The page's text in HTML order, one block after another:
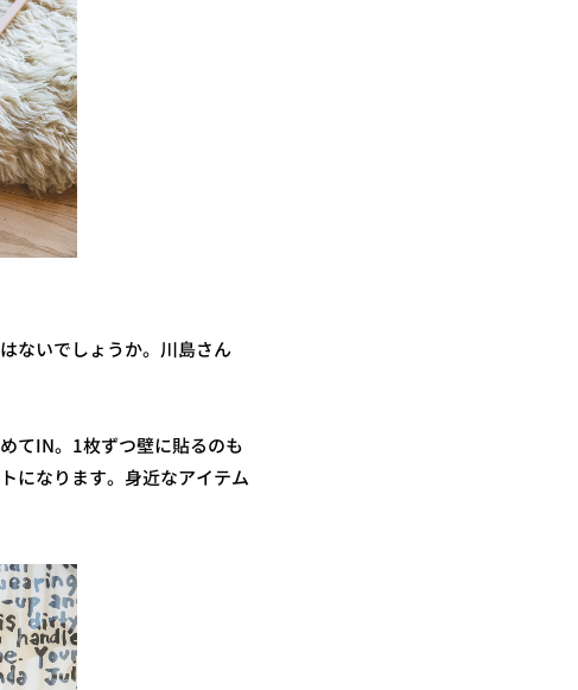
ないでしょうか。川島さん
てIN。1枚ずつ壁に貼るのも
になります。身近なアイテム